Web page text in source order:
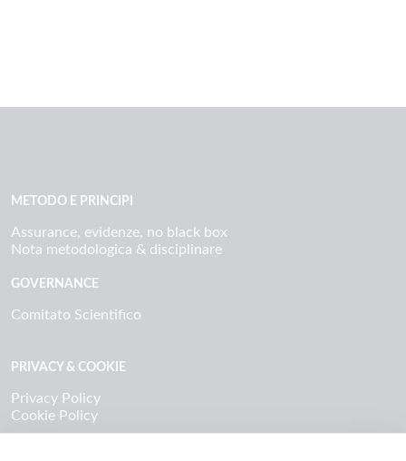
METODO E PRINCIPI
Assurance, evidenze, no black box
Nota metodologica & disciplinare
GOVERNANCE
Comitato Scientifico
PRIVACY & COOKIE
Privacy Policy
Cookie Policy